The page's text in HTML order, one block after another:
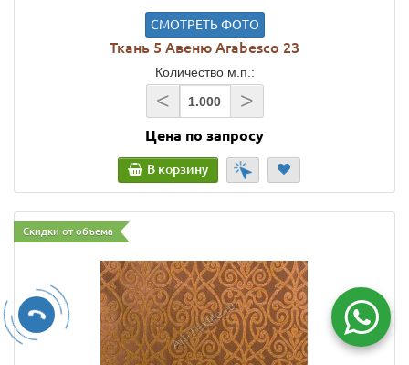
СМОТРЕТЬ ФОТО
Ткань 5 Авеню Arabesco 23
Количество м.п.:
< >
Цена по запросу
В корзину
Скидки от объема